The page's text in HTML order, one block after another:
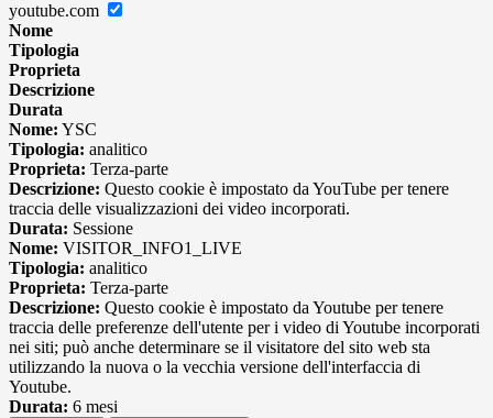
youtube.com
Nome
Tipologia
Proprieta
Descrizione
Durata
Nome: YSC
Tipologia: analitico
Proprieta: Terza-parte
Descrizione: Questo cookie è impostato da YouTube per tenere
traccia delle visualizzazioni dei video incorporati.
Durata: Sessione
Nome: VISITOR_INFO1_LIVE
Tipologia: analitico
Proprieta: Terza-parte
Descrizione: Questo cookie è impostato da Youtube per tenere
traccia delle preferenze dell'utente per i video di Youtube incorporati
nei siti; può anche determinare se il visitatore del sito web sta
utilizzando la nuova o la vecchia versione dell'interfaccia di
Youtube.
Durata: 6 mesi